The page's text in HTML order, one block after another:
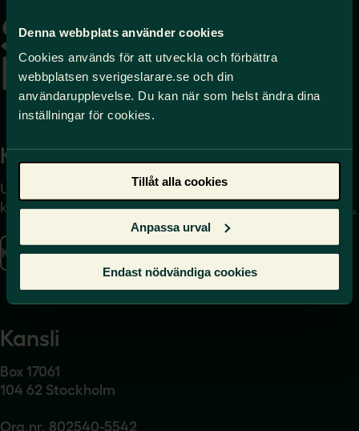
Denna webbplats använder cookies
Cookies används för att utveckla och förbättra
webbplatsen sverigeslarare.se och din
användarupplevelse. Du kan när som helst ändra dina
inställningar för cookies.
Tillåt alla cookies
Anpassa urval
Endast nödvändiga cookies
startsidan
Kontakta
Uppgifter om hur du
kontaktar oss finns här.
Kontakta oss
Press
Journalist – du når oss
på press@sverigeslarare.
se
Presskontakt
Kansli
Box 17061
104 62 Stockholm
Org.nr. 802540-5542